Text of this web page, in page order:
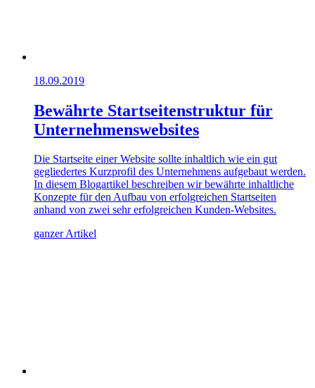
18.09.2019
Bewährte Startseitenstruktur für
Unternehmenswebsites
Die Startseite einer Website sollte inhaltlich wie ein gut
gegliedertes Kurzprofil des Unternehmens aufgebaut werden.
In diesem Blogartikel beschreiben wir bewährte inhaltliche
Konzepte für den Aufbau von erfolgreichen Startseiten
anhand von zwei sehr erfolgreichen Kunden-Websites.
ganzer Artikel